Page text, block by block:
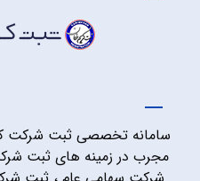
سامانه تخصصی ثبت شرکت
مجرب در زمینه های ثبت